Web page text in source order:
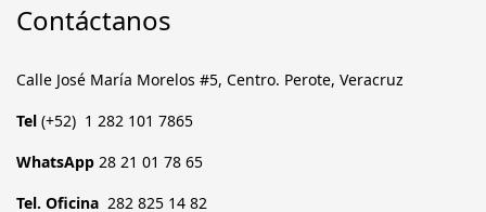
Contáctanos
Calle José María Morelos #5, Centro. Perote, Veracruz
Tel (+52) 1 282 101 7865
WhatsApp 28 21 01 78 65
Tel. Oficina 282 825 14 82